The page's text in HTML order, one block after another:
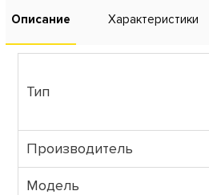
Описание Характеристики
Тип
Производитель
Модель